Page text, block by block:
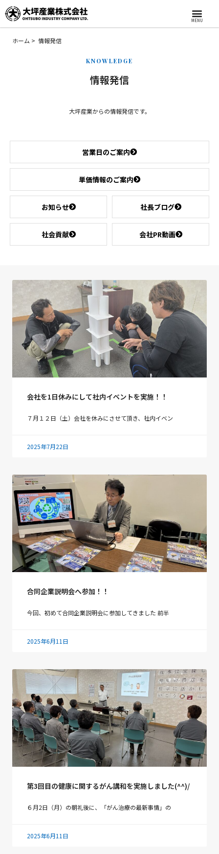
MENU
ホーム 情報発信
KNOWLEDGE
情報発信
大坪産業からの情報発信です。
営業日のご案内
単価情報のご案内
お知らせ 社長ブログ
社会貢献 会社PR動画
会社を1日休みにして社内イベントを実施！！
７月１２日（土）会社を休みにさせて頂き、社内イベン
2025年7月22日
合同企業説明会へ参加！！
今回、初めて合同企業説明会に参加してきました 前半
2025年6月11日
第3回目の健康に関するがん講和を実施しました(^^)/
６月2日（月）の朝礼後に、「がん治療の最新事情」の
2025年6月11日